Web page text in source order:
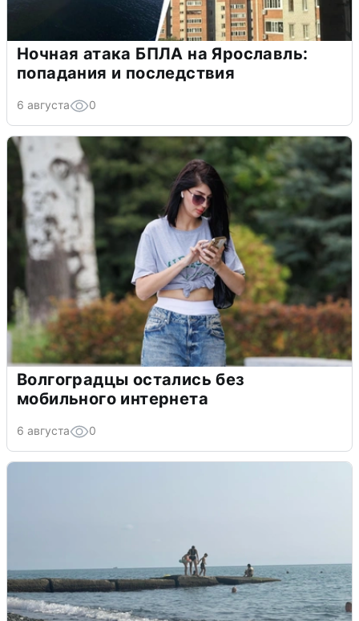
Ночная атака БПЛА на Ярославль:
попадания и последствия
6 августа 0
Волгоградцы остались без
мобильного интернета
6 августа 0